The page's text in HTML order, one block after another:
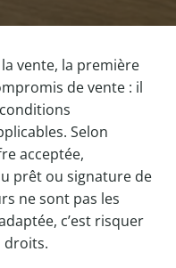
vente, la première
de vente : il
Selon
acceptée,
prêt ou signature de
ne sont pas les
c’est risquer
droits.